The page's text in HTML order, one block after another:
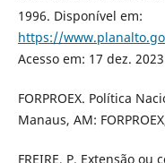
1996. Disponível em:
https://
Acesso em: 17 dez.
FORPROEX. Política
Manaus, AM:
FREIRE, P. Extensão ou